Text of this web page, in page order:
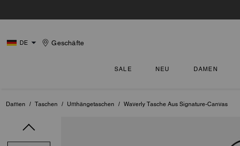
DE Geschäfte
SALE NEU DAMEN
Damen / Taschen / Umhängetaschen / Waverly Tasche Aus Signature-Canvas